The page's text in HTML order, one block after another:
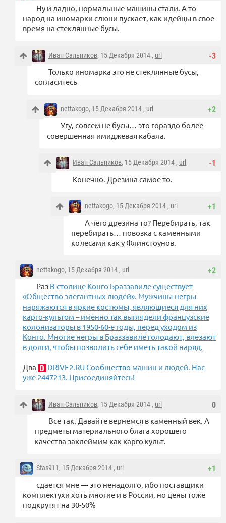
Ну и ладно, нормальные машины стали. А то
народ на иномарки слюни пускает, как идейцы в свое
время на стеклянные бусы.
-3
Иван Сальников, 15 Декабря 2014 , url
Только иномарка это не стеклянные бусы,
согласитесь
+2
nettakogo, 15 Декабря 2014 , url
Угу, совсем не бусы… это гораздо более
совершенная имиджевая кабала.
-1
Иван Сальников, 15 Декабря 2014 , url
Конечно. Дрезина самое то.
+1
nettakogo, 15 Декабря 2014 , url
А чего дрезина то? Перебирать, так
перебирать… повозка с каменными
колесами как у Флинстоунов.
+2
nettakogo, 15 Декабря 2014 , url
Раз В столице Конго Браззавиле существует
«Общество элегантных людей». Мужчины-негры
наряжаются в яркие костюмы, являющиеся для них
карго-культом – именно так выглядели французские
колонизаторы в 1950-60-е годы, перед уходом из
Конго. Многие негры в Браззавиле голодают, влезают
в долги, чтобы позволить себе иметь такой наряд.
Два
DRIVE2.RU Сообщество машин и людей. Нас
уже 2447213. Присоединяйтесь!
0
Иван Сальников, 15 Декабря 2014 , url
Все так. Давайте вернемся в каменный век. А
предметы материального блага хорошего
качества заклеймим как карго культ.
+1
Stas911, 15 Декабря 2014 , url
сдается мне — это ненадолго, ибо поставщики
комплектухи хоть многие и в России, но цены тоже
подкрутят на 30-50%